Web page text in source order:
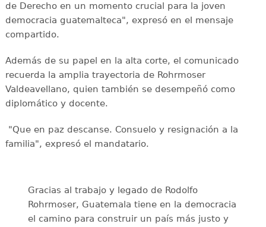
de Derecho en un momento crucial para la joven
democracia guatemalteca", expresó en el mensaje
compartido.
Además de su papel en la alta corte, el comunicado
recuerda la amplia trayectoria de Rohrmoser
Valdeavellano, quien también se desempeñó como
diplomático y docente.
"Que en paz descanse. Consuelo y resignación a la
familia", expresó el mandatario.
Gracias al trabajo y legado de Rodolfo
Rohrmoser, Guatemala tiene en la democracia
el camino para construir un país más justo y